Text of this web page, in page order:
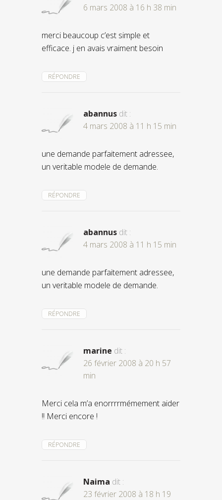
6 mars 2008 à 16 h 38 min
merci beaucoup c’est simple et
efficace. j en avais vraiment besoin
RÉPONDRE
abannus dit :
4 mars 2008 à 11 h 15 min
une demande parfaitement adressee,
un veritable modele de demande.
RÉPONDRE
abannus dit :
4 mars 2008 à 11 h 15 min
une demande parfaitement adressee,
un veritable modele de demande.
RÉPONDRE
marine dit :
26 février 2008 à 20 h 57
min
Merci cela m’a enorrrrmémement aider
!! Merci encore !
RÉPONDRE
Naima dit :
23 février 2008 à 18 h 19